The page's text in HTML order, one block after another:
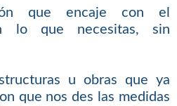
que encaje con el
lo que necesitas, sin
u obras que ya
que nos des las medidas